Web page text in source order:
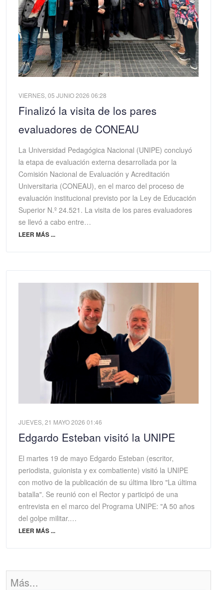
VIERNES, 05 JUNIO 2026 06:28
Finalizó la visita de los pares
evaluadores de CONEAU
La Universidad Pedagógica Nacional (UNIPE) concluyó
la etapa de evaluación externa desarrollada por la
Comisión Nacional de Evaluación y Acreditación
Universitaria (CONEAU), en el marco del proceso de
evaluación institucional previsto por la Ley de Educación
Superior N.º 24.521. La visita de los pares evaluadores
se llevó a cabo entre…
LEER MÁS ...
JUEVES, 21 MAYO 2026 01:46
Edgardo Esteban visitó la UNIPE
El martes 19 de mayo Edgardo Esteban (escritor,
periodista, guionista y ex combatiente) visitó la UNIPE
con motivo de la publicación de su última libro "La última
batalla". Se reunió con el Rector y participó de una
entrevista en el marco del Programa UNIPE: "A 50 años
del golpe militar.…
LEER MÁS ...
Más...